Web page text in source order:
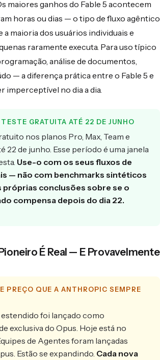
maiores ganhos do Fable 5 acontecem
horas ou dias — o tipo de fluxo agêntico
a maioria dos usuários individuais e
raramente executa. Para uso típico
análise de documentos,
— a diferença prática entre o Fable 5 e
imperceptível no dia a dia.
GRATUITA ATÉ 22 DE JUNHO
nos planos Pro, Max, Team e
22 de junho. Esse período é uma janela
Use-o com os seus fluxos de
— não com benchmarks sintéticos
próprias conclusões sobre se o
compensa depois do dia 22.
É Real — E Provavelmente
PREÇO QUE A ANTHROPIC SEMPRE
foi lançado como
exclusiva do Opus. Hoje está no
de Agentes foram lançadas
Estão se expandindo. Cada nova